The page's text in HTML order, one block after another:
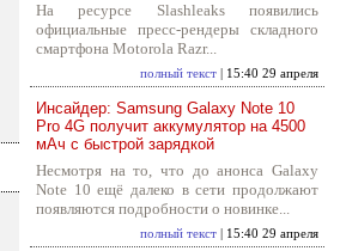
На ресурсе Slashleaks появились
официальные пресс-рендеры складного
смартфона Motorola Razr...
полный текст | 15:40 29 апреля
Инсайдер: Samsung Galaxy Note 10
Pro 4G получит аккумулятор на 4500
мАч с быстрой зарядкой
Несмотря на то, что до анонса Galaxy
Note 10 ещё далеко в сети продолжают
появляются подробности о новинке...
полный текст | 15:40 29 апреля